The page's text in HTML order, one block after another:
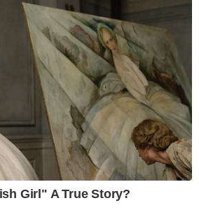
Girl" A True Story?